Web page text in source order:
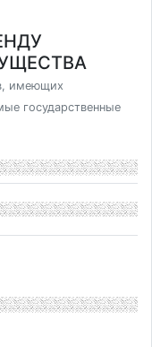
имеющих
государственные